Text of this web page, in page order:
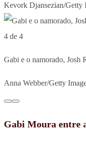
Kevork Djansezian/Getty
4 de 4
Gabi e o namorado, Josh
Anna Webber/Getty
Gabi Moura entre